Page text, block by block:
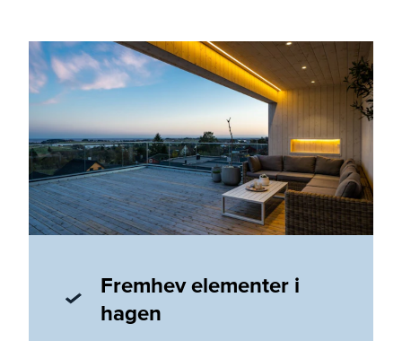
Fremhev elementer i
hagen